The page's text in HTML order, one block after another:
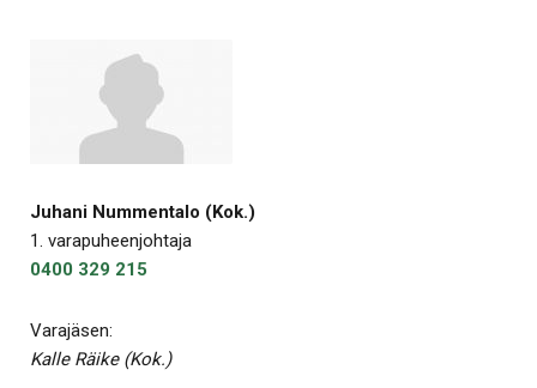
Juhani Nummentalo (Kok.)
1. varapuheenjohtaja
0400 329 215
Varajäsen:
Kalle Räike (Kok.)